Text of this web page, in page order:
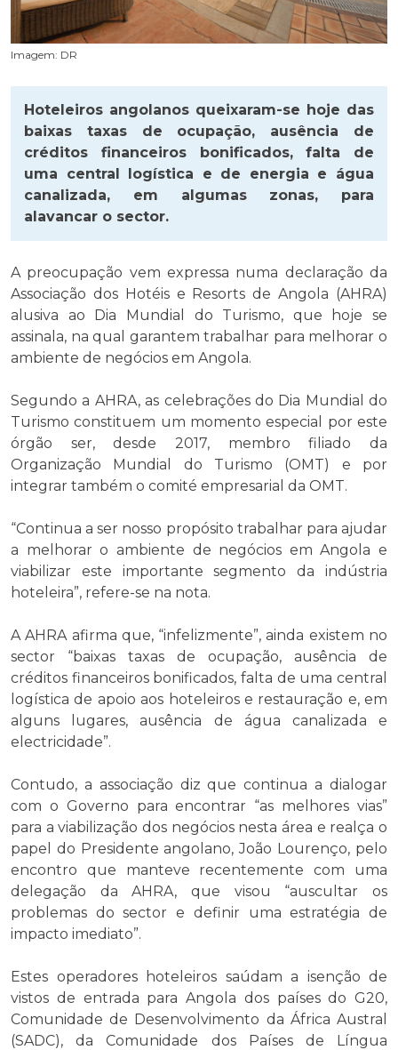
Imagem: DR
Hoteleiros angolanos queixaram-se hoje das
baixas taxas de ocupação, ausência de
créditos financeiros bonificados, falta de
uma central logística e de energia e água
canalizada, em algumas zonas, para
alavancar o sector.
A preocupação vem expressa numa declaração da
Associação dos Hotéis e Resorts de Angola (AHRA)
alusiva ao Dia Mundial do Turismo, que hoje se
assinala, na qual garantem trabalhar para melhorar o
ambiente de negócios em Angola.
Segundo a AHRA, as celebrações do Dia Mundial do
Turismo constituem um momento especial por este
órgão ser, desde 2017, membro filiado da
Organização Mundial do Turismo (OMT) e por
integrar também o comité empresarial da OMT.
“Continua a ser nosso propósito trabalhar para ajudar
a melhorar o ambiente de negócios em Angola e
viabilizar este importante segmento da indústria
hoteleira”, refere-se na nota.
A AHRA afirma que, “infelizmente”, ainda existem no
sector “baixas taxas de ocupação, ausência de
créditos financeiros bonificados, falta de uma central
logística de apoio aos hoteleiros e restauração e, em
alguns lugares, ausência de água canalizada e
electricidade”.
Contudo, a associação diz que continua a dialogar
com o Governo para encontrar “as melhores vias”
para a viabilização dos negócios nesta área e realça o
papel do Presidente angolano, João Lourenço, pelo
encontro que manteve recentemente com uma
delegação da AHRA, que visou “auscultar os
problemas do sector e definir uma estratégia de
impacto imediato”.
Estes operadores hoteleiros saúdam a isenção de
vistos de entrada para Angola dos países do G20,
Comunidade de Desenvolvimento da África Austral
(SADC), da Comunidade dos Países de Língua